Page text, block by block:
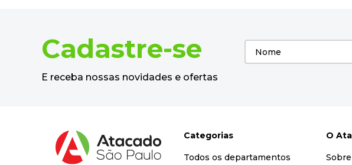
Cadastre-se
E receba nossas novidades e ofertas
Categorias
Todos os departamentos
O